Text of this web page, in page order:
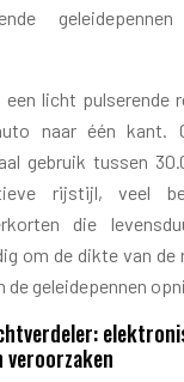
licht pulserende
naar één kant.
gebruik tussen
rijstijl, veel
die
om de dikte van de
de geleidepennen